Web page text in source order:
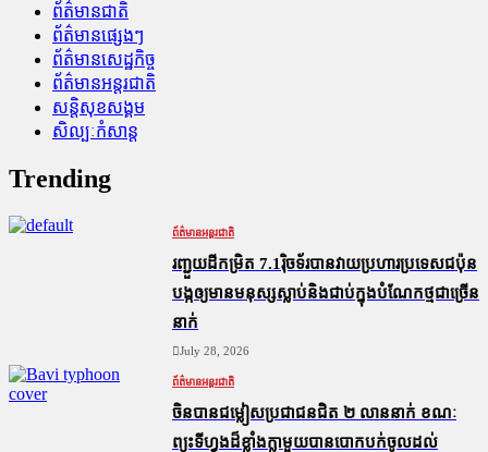
ព័ត៌មានជាតិ
ព័ត៌មានផ្សេងៗ
ព័ត៌មានសេដ្ឋកិច្ច
ព័ត៌មានអន្តរជាតិ
សន្តិសុខសង្គម
សិល្បៈកំសាន្ត
Trending
ព័ត៌មានអន្តរជាតិ
រញ្ជួយដីកម្រិត​ 7.1រ៉ិចទ័របានវាយប្រហារប្រទេសជប៉ុន
បង្កឲ្យមានមនុស្សស្លាប់​និង​ជាប់ក្នុងបំណែកថ្មជាច្រើន
នាក់
July 28, 2026
ព័ត៌មានអន្តរជាតិ
ចិនបានជម្លៀសប្រជាជនជិត ២ លាននាក់ ខណៈ
ព្យុះទីហ្វុងដ៏ខ្លាំងក្លាមួយបានបោកបក់ចូលដល់